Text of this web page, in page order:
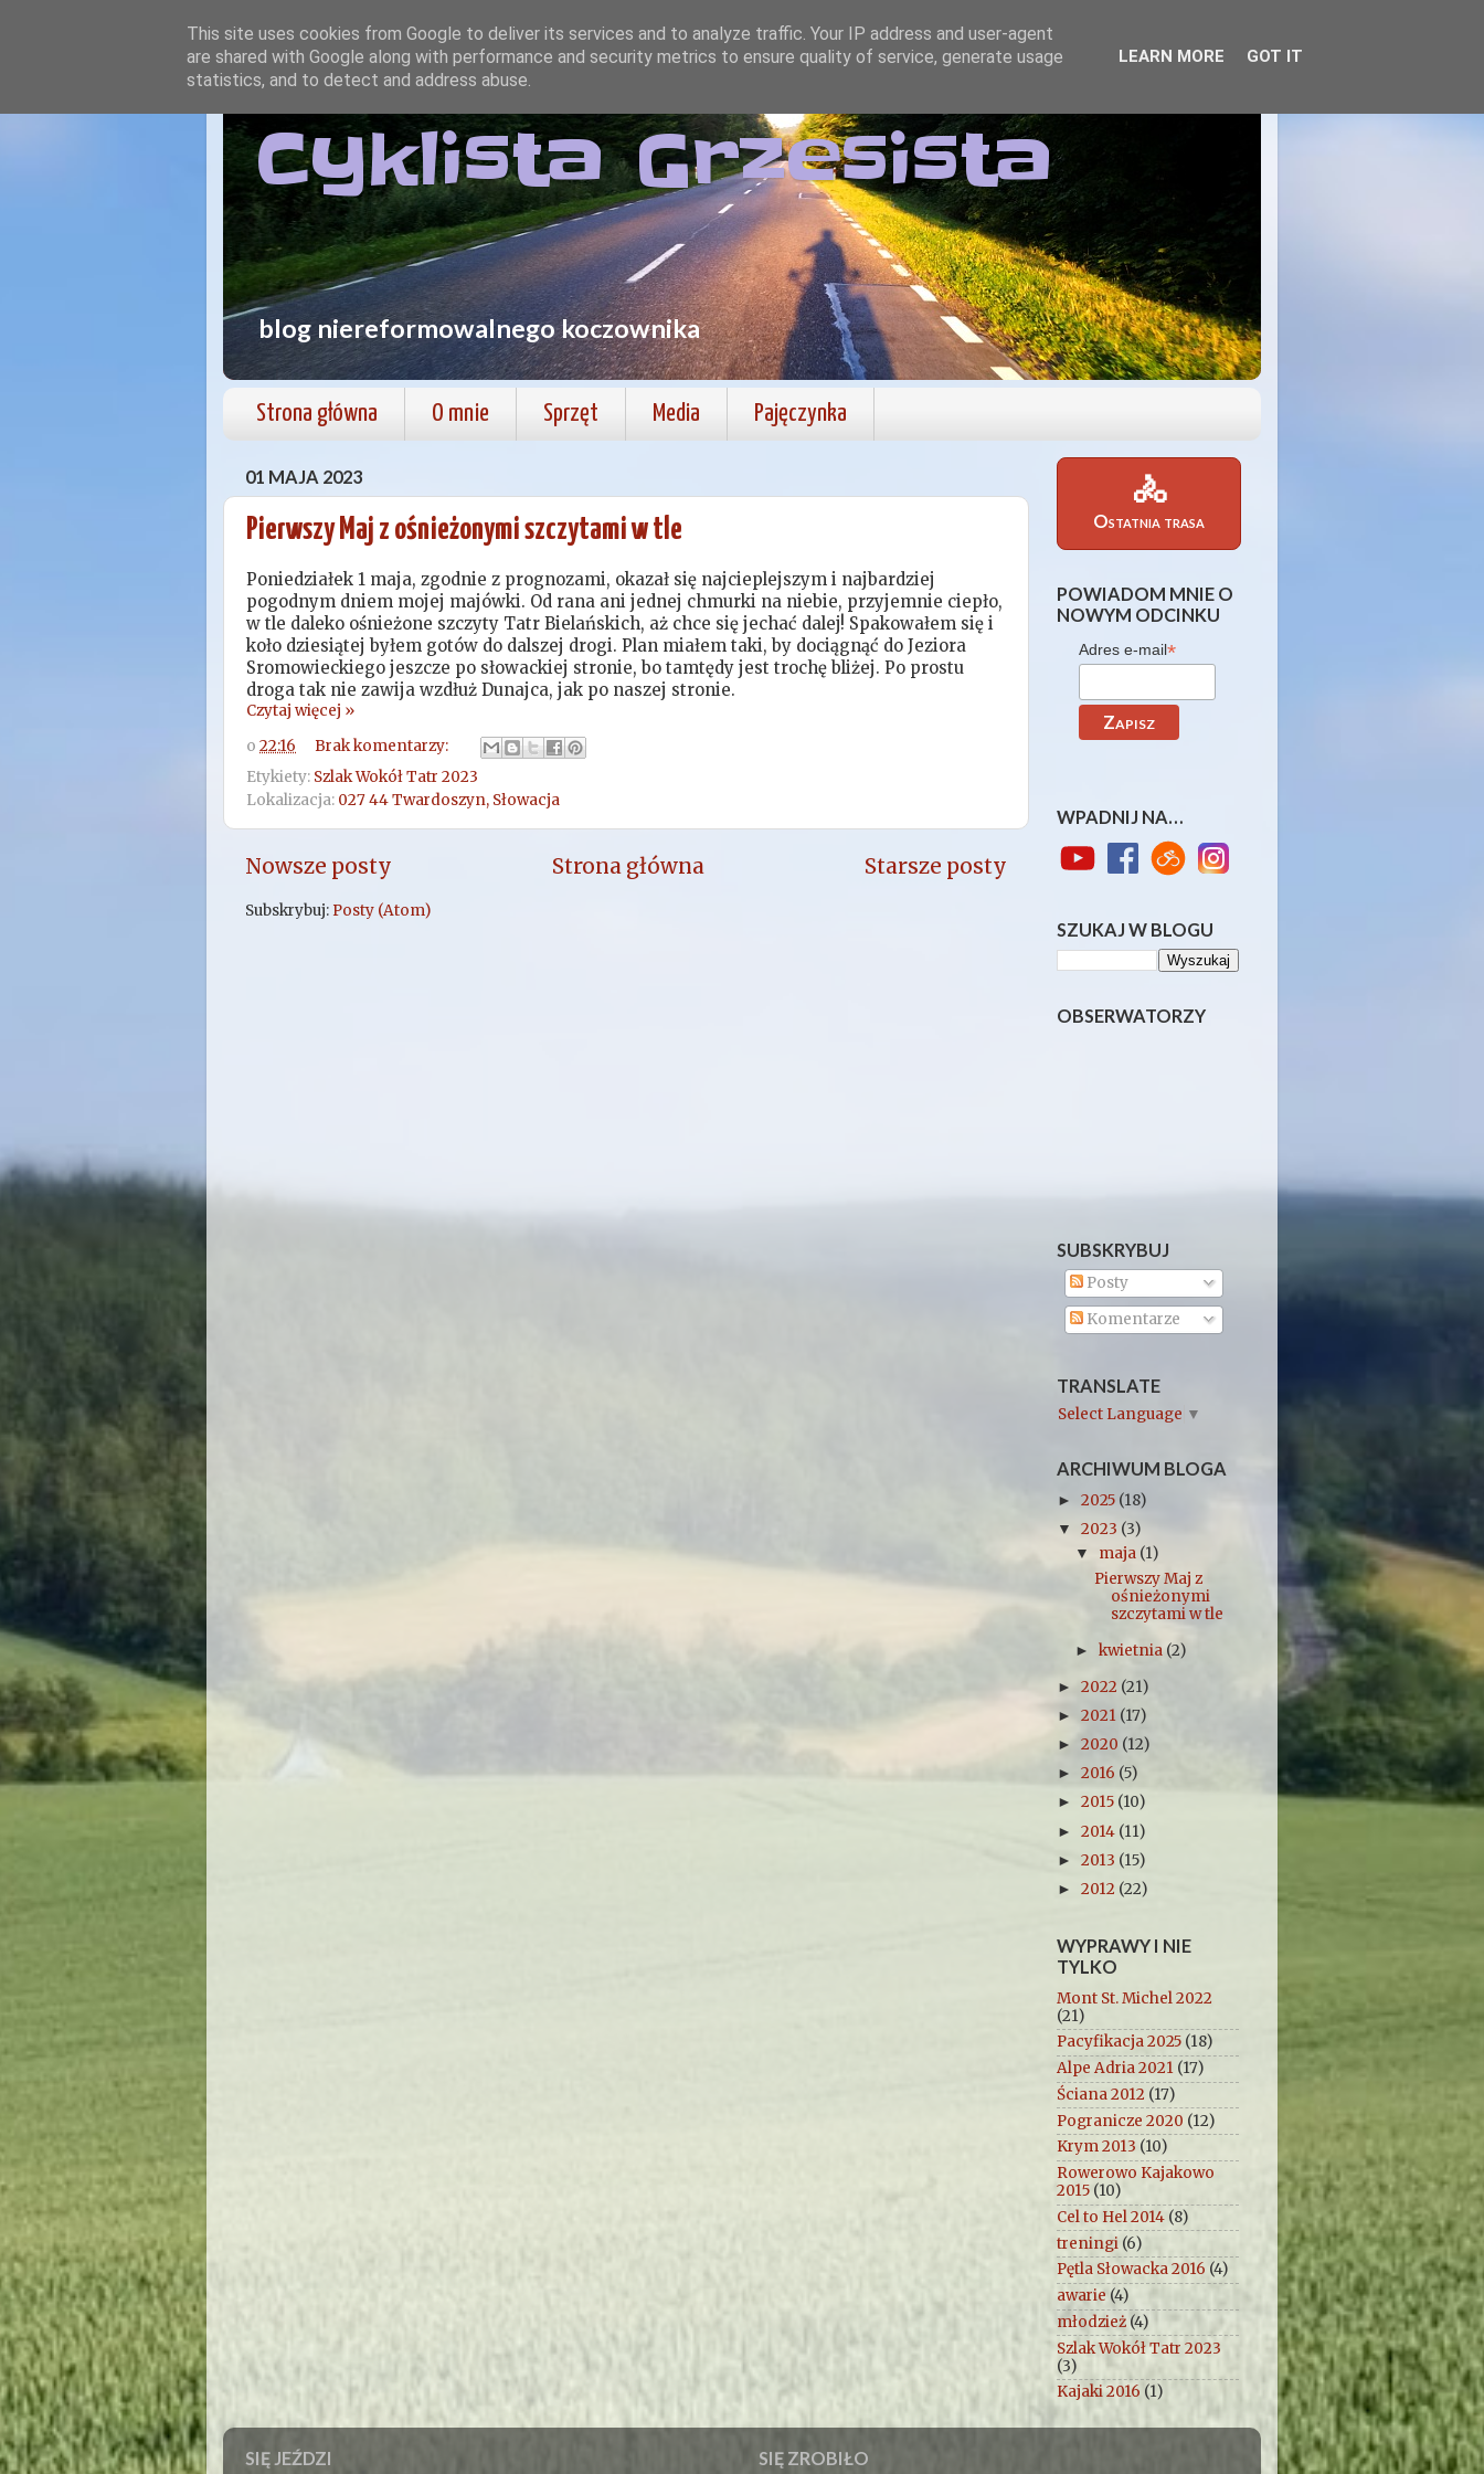
Cyklista Grzesista
blog niereformowalnego koczownika
Strona główna O mnie Sprzęt Media Pajęczynka
01 MAJA 2023
Pierwszy Maj z ośnieżonymi szczytami w tle
Poniedziałek 1 maja, zgodnie z prognozami, okazał się najcieplejszym i najbardziej
pogodnym dniem mojej majówki. Od rana ani jednej chmurki na niebie, przyjemnie ciepło,
w tle daleko ośnieżone szczyty Tatr Bielańskich, aż chce się jechać dalej! Spakowałem się i
koło dziesiątej byłem gotów do dalszej drogi. Plan miałem taki, by dociągnąć do Jeziora
Sromowieckiego jeszcze po słowackiej stronie, bo tamtędy jest trochę bliżej. Po prostu
droga tak nie zawija wzdłuż Dunajca, jak po naszej stronie.
Czytaj więcej »
o 22:16
Brak komentarzy:
Etykiety: Szlak Wokół Tatr 2023
Lokalizacja: 027 44 Twardoszyn, Słowacja
Nowsze posty Starsze posty
Strona główna
Subskrybuj: Posty (Atom)
🚴
Ostatnia trasa
POWIADOM MNIE O
NOWYM ODCINKU
Adres e-mail*
WPADNIJ NA…
SZUKAJ W BLOGU
OBSERWATORZY
SUBSKRYBUJ
Posty
Komentarze
TRANSLATE
Select Language ▼
ARCHIWUM BLOGA
► 2025 (18)
▼ 2023 (3)
▼ maja (1)
Pierwszy Maj z
ośnieżonymi
szczytami w tle
►kwietnia (2)
► 2022 (21)
► 2021 (17)
► 2020 (12)
► 2016 (5)
► 2015 (10)
► 2014 (11)
► 2013 (15)
► 2012 (22)
WYPRAWY I NIE
TYLKO
Mont St. Michel 2022
(21)
Pacyfikacja 2025 (18)
Alpe Adria 2021 (17)
Ściana 2012 (17)
Pogranicze 2020 (12)
Krym 2013 (10)
Rowerowo Kajakowo
2015 (10)
Cel to Hel 2014 (8)
treningi (6)
Pętla Słowacka 2016 (4)
awarie (4)
młodzież (4)
Szlak Wokół Tatr 2023
(3)
Kajaki 2016 (1)
SIĘ JEŹDZI SIĘ ZROBIŁO
This site uses cookies from Google to deliver its services and to analyze traffic. Your IP address and user-agent
are shared with Google along with performance and security metrics to ensure quality of service, generate usage
statistics, and to detect and address abuse.
LEARN MORE GOT IT